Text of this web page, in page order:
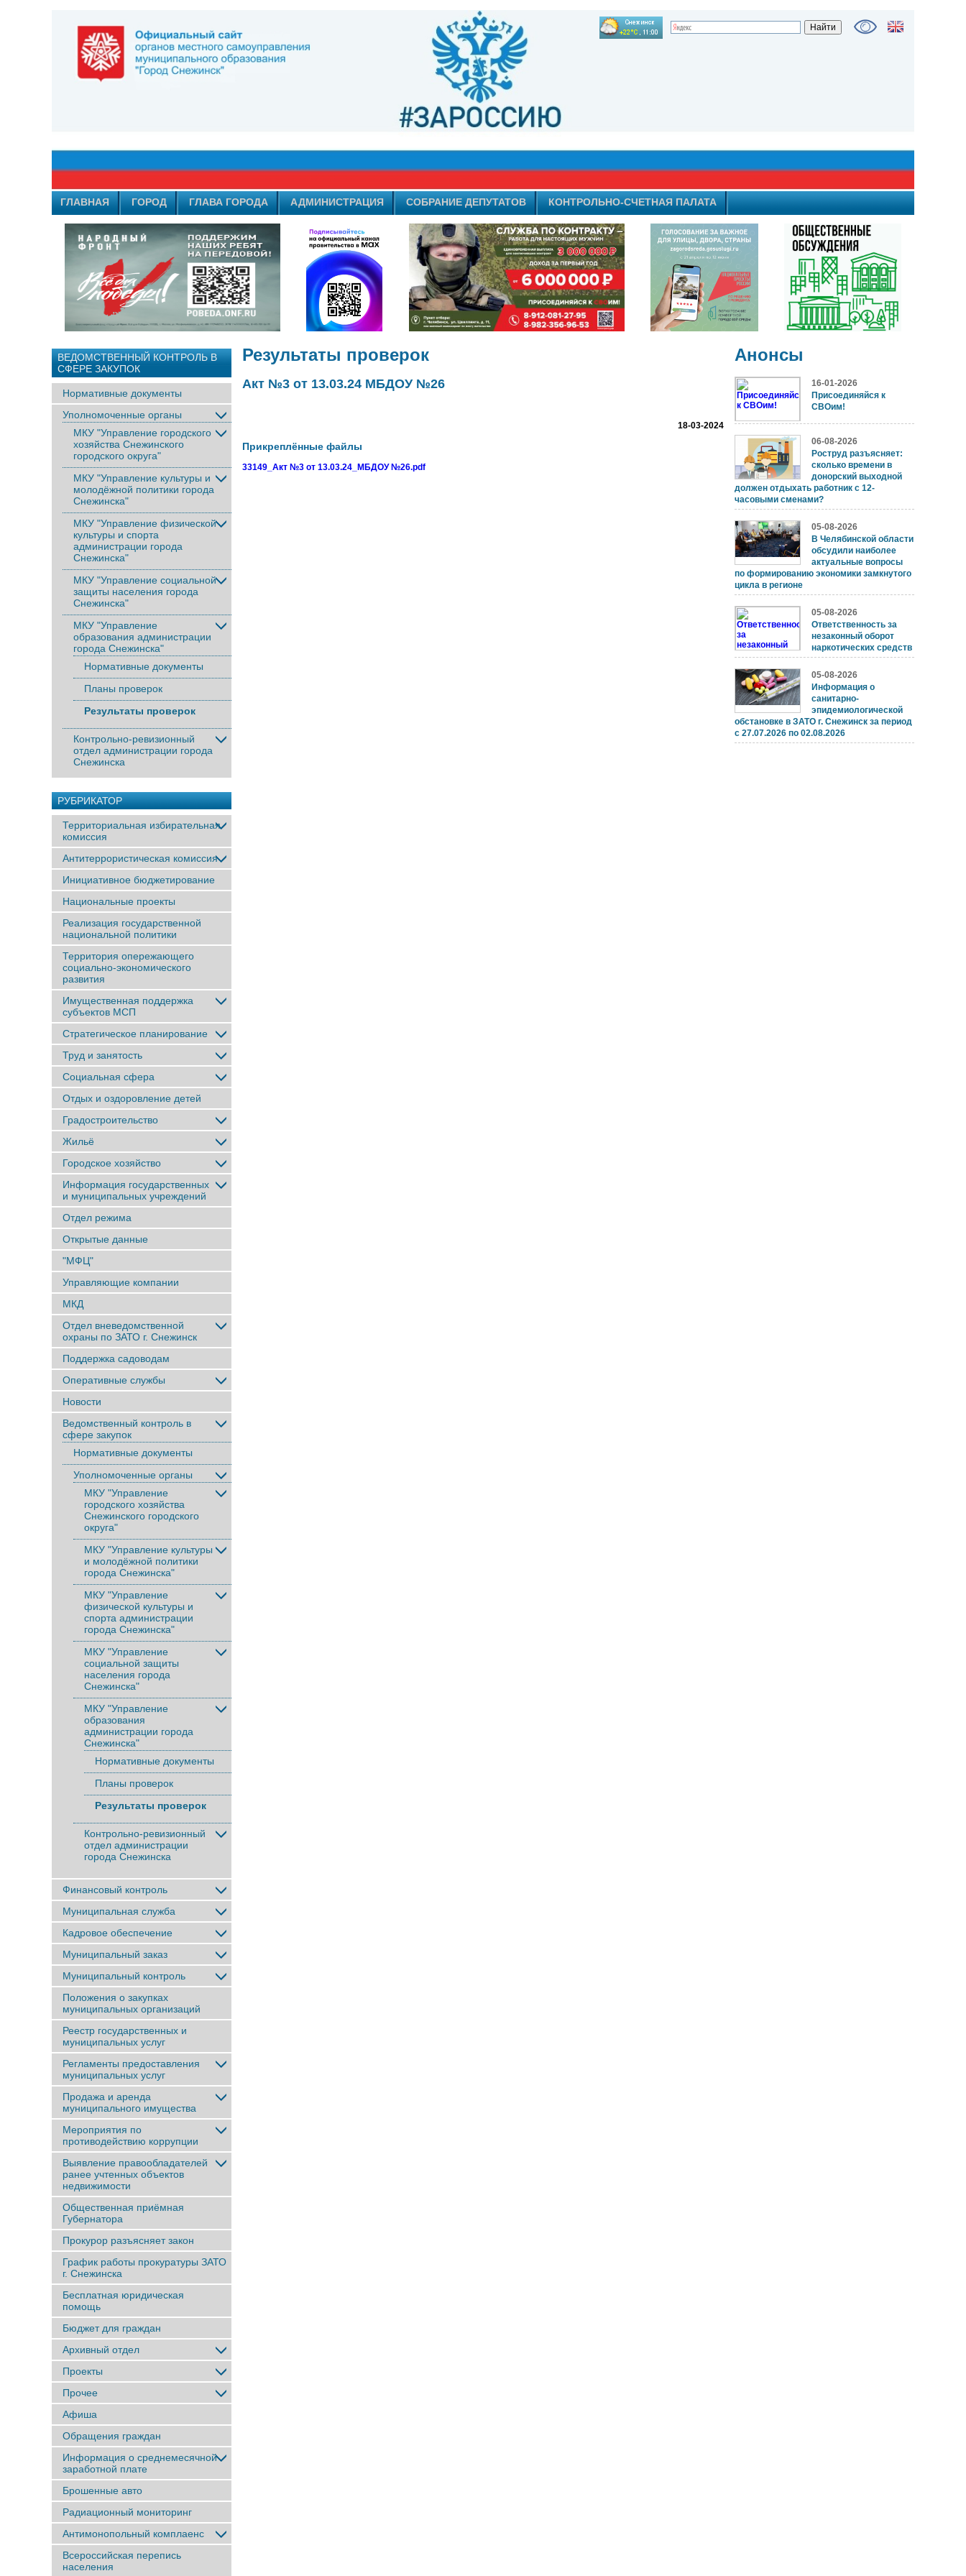
ГЛАВНАЯ ГОРОД ГЛАВА ГОРОДА АДМИНИСТРАЦИЯ СОБРАНИЕ ДЕПУТАТОВ КОНТРОЛЬНО-СЧЕТНАЯ ПАЛАТА
ВЕДОМСТВЕННЫЙ КОНТРОЛЬ В
СФЕРЕ ЗАКУПОК
Нормативные документы
Уполномоченные органы
МКУ "Управление городского
хозяйства Снежинского
городского округа"
МКУ "Управление культуры и
молодёжной политики города
Снежинска"
МКУ "Управление физической
культуры и спорта
администрации города
Снежинска"
МКУ "Управление социальной
защиты населения города
Снежинска"
МКУ "Управление
образования администрации
города Снежинска"
Нормативные документы
Планы проверок
Результаты проверок
Контрольно-ревизионный
отдел администрации города
Снежинска
РУБРИКАТОР
Территориальная избирательная
комиссия
Антитеррористическая комиссия
Инициативное бюджетирование
Национальные проекты
Реализация государственной
национальной политики
Территория опережающего
социально-экономического
развития
Имущественная поддержка
субъектов МСП
Стратегическое планирование
Труд и занятость
Социальная сфера
Отдых и оздоровление детей
Градостроительство
Жильё
Городское хозяйство
Информация государственных
и муниципальных учреждений
Отдел режима
Открытые данные
"МФЦ"
Управляющие компании
МКД
Отдел вневедомственной
охраны по ЗАТО г. Снежинск
Поддержка садоводам
Оперативные службы
Новости
Ведомственный контроль в
сфере закупок
Нормативные документы
Уполномоченные органы
МКУ "Управление
городского хозяйства
Снежинского городского
округа"
МКУ "Управление культуры
и молодёжной политики
города Снежинска"
МКУ "Управление
физической культуры и
спорта администрации
города Снежинска"
МКУ "Управление
социальной защиты
населения города
Снежинска"
МКУ "Управление
образования
администрации города
Снежинска"
Нормативные документы
Планы проверок
Результаты проверок
Контрольно-ревизионный
отдел администрации
города Снежинска
Финансовый контроль
Муниципальная служба
Кадровое обеспечение
Муниципальный заказ
Муниципальный контроль
Положения о закупках
муниципальных организаций
Реестр государственных и
муниципальных услуг
Регламенты предоставления
муниципальных услуг
Продажа и аренда
муниципального имущества
Мероприятия по
противодействию коррупции
Выявление правообладателей
ранее учтенныx объектов
недвижимости
Общественная приёмная
Губернатора
Прокурор разъясняет закон
График работы прокуратуры ЗАТО
г. Снежинска
Бесплатная юридическая
помощь
Бюджет для граждан
Архивный отдел
Проекты
Прочее
Афиша
Обращения граждан
Информация о среднемесячной
заработной плате
Брошенные авто
Радиационный мониторинг
Антимонопольный комплаенс
Всероссийская перепись
населения
Результаты проверок
Акт №3 от 13.03.24 МБДОУ №26
18-03-2024
Прикреплённые файлы
33149_Акт №3 от 13.03.24_МБДОУ №26.pdf
Анонсы
16-01-2026
Присоединяйся к
СВОим!
06-08-2026
Роструд разъясняет:
сколько времени в
донорский выходной
должен отдыхать работник с 12-
часовыми сменами?
05-08-2026
В Челябинской области
обсудили наиболее
актуальные вопросы
по формированию экономики замкнутого
цикла в регионе
05-08-2026
Ответственность за
незаконный оборот
наркотических средств
05-08-2026
Информация о
санитарно-
эпидемиологической
обстановке в ЗАТО г. Снежинск за период
с 27.07.2026 по 02.08.2026